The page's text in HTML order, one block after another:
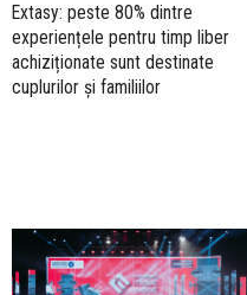
Extasy: peste 80% dintre
experiențele pentru timp liber
achiziționate sunt destinate
cuplurilor și familiilor